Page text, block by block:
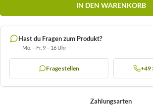
IN DEN WARENKORB
Hast du Fragen zum Produkt?
Mo. – Fr. 9 – 16 Uhr
Frage stellen +49
Zahlungsarten